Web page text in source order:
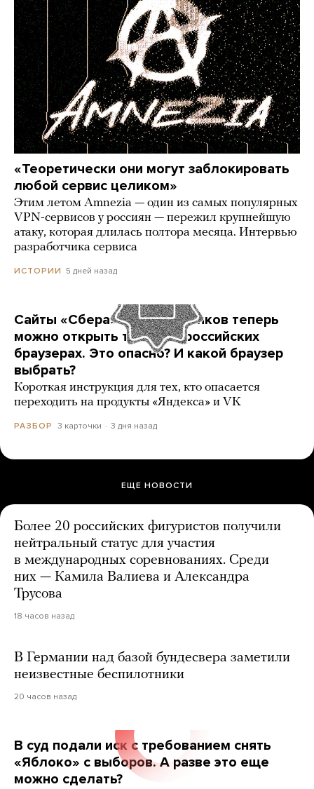
«Теоретически они могут заблокировать
любой сервис целиком»
Этим летом Amnezia — один из самых популярных
VPN-сервисов у россиян — пережил крупнейшую
атаку, которая длилась полтора месяца. Интервью
разработчика сервиса
ИСТОРИИ 5 дней назад
Сайты «Сбера» и других банков теперь
можно открыть только в российских
браузерах. Это опасно? И какой браузер
выбрать?
Короткая инструкция для тех, кто опасается
переходить на продукты «Яндекса» и VK
РАЗБОР 3 карточки 3 дня назад
ЕЩЕ НОВОСТИ
Более 20 российских фигуристов получили
нейтральный статус для участия
в международных соревнованиях. Среди
них — Камила Валиева и Александра
Трусова
18 часов назад
В Германии над базой бундесвера заметили
неизвестные беспилотники
20 часов назад
В суд подали иск с требованием снять
«Яблоко» с выборов. А разве это еще
можно сделать?